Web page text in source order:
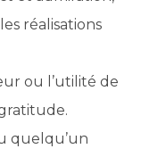
réalisations
ou l’utilité de
quelqu’un